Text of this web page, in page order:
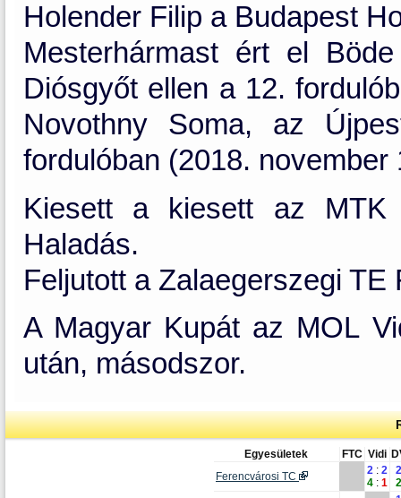
Holender Filip a Budapest
Mesterhármast ért el
Diósgyőt ellen a 12.
Novothny Soma, az
fordulóban (2018. november
Kiesett a kiesett az MTK
Haladás.
Feljutott a Zalaegerszegi
A Magyar Kupát az MOL
után, másodszor.
Egyesületek FTC Vidi
Ferencvárosi TC
2 : 2
4 : 1